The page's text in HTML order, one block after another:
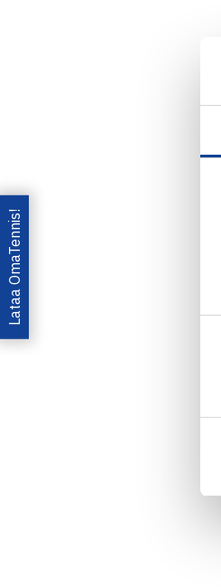
Lataa OmaTennis!